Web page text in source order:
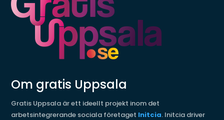
Om gratis Uppsala
Gratis Uppsala är ett ideellt projekt inom det
arbetsintegrerande sociala företaget Initcia. Initcia driver